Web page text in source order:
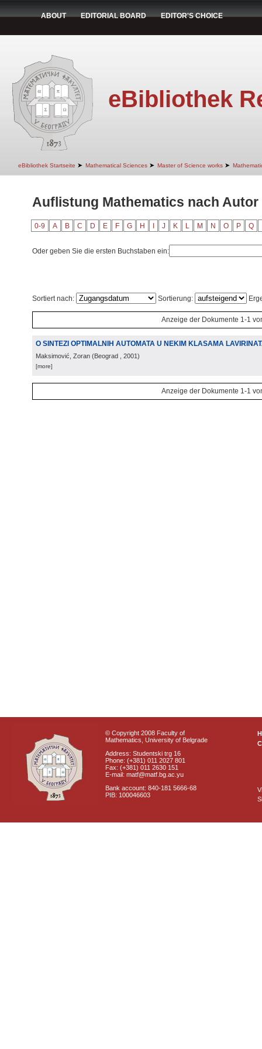
ABOUT EDITORIAL BOARD EDITOR'S CHOICE
eBibliothek
eBibliothek Startseite ➤ Mathematical Sciences ➤ Master of Science works ➤
Auflistung Mathematics nach
0-9 A B C D E F G H J K L M N O P Q
Oder geben Sie die ersten Buchstaben ein:
Sortiert nach: Sortierung:
Anzeige der Dokumente 1-1
O SINTEZI OPTIMALNIH AUTOMATA U NEKIM KLASAMA
Maksimović, Zoran (Beograd , 2001)
[more]
Anzeige der Dokumente 1-1
© Copyright 2008 Faculty of
Mathematics, University of Belgrade
Address: Studentski trg 16
Phone: (+381) 011 2027 801
Fax: (+381) 011 2630 151
E-mail: matf@matf.bg.ac.yu
Bank account: 840-181 5666-68
PIB: 100046603